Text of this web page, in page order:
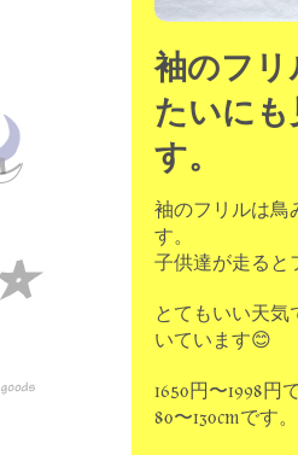
袖のフリ
たいにも
す。
袖のフリルは鳥
す。
子供達が走ると
とてもいい天気
いています😊
1650円〜1998円
80〜130cmです。